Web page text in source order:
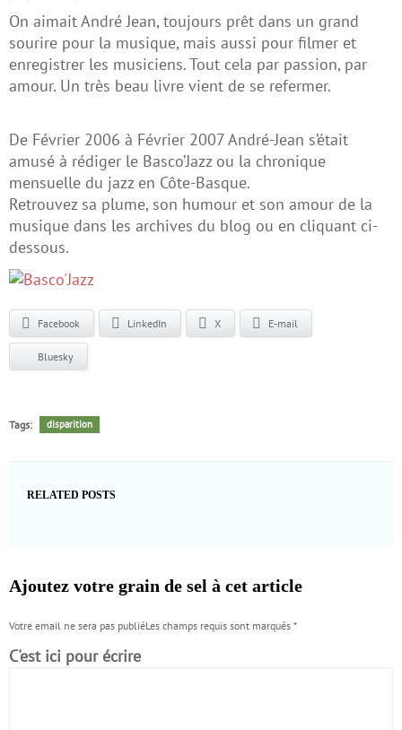
On aimait André Jean, toujours prêt dans un grand
sourire pour la musique, mais aussi pour filmer et
enregistrer les musiciens. Tout cela par passion, par
amour. Un très beau livre vient de se refermer.
De Février 2006 à Février 2007 André-Jean s’était
amusé à rédiger le Basco’Jazz ou la chronique
mensuelle du jazz en Côte-Basque.
Retrouvez sa plume, son humour et son amour de la
musique dans les archives du blog ou en cliquant ci-
dessous.
Facebook LinkedIn X E-mail
Bluesky
Tags: disparition
RELATED POSTS
Ajoutez votre grain de sel à cet article
Votre email ne sera pas publiéLes champs requis sont marqués *
C'est ici pour écrire